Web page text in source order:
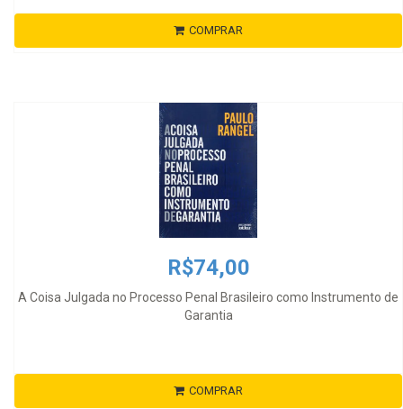
COMPRAR
R$74,00
A Coisa Julgada no Processo Penal Brasileiro como Instrumento de
Garantia
COMPRAR